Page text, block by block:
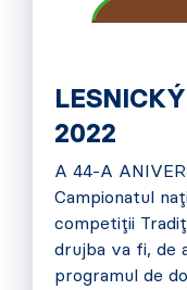
2022
A 44-A
Campionatul
competiții
drujba va fi, de
programul de